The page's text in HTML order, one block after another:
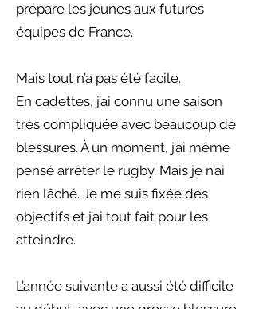
prépare les jeunes aux futures
équipes de France.
Mais tout n’a pas été facile.
En cadettes, j’ai connu une saison
très compliquée avec beaucoup de
blessures. À un moment, j’ai même
pensé arrêter le rugby. Mais je n’ai
rien lâché. Je me suis fixée des
objectifs et j’ai tout fait pour les
atteindre.
L’année suivante a aussi été difficile